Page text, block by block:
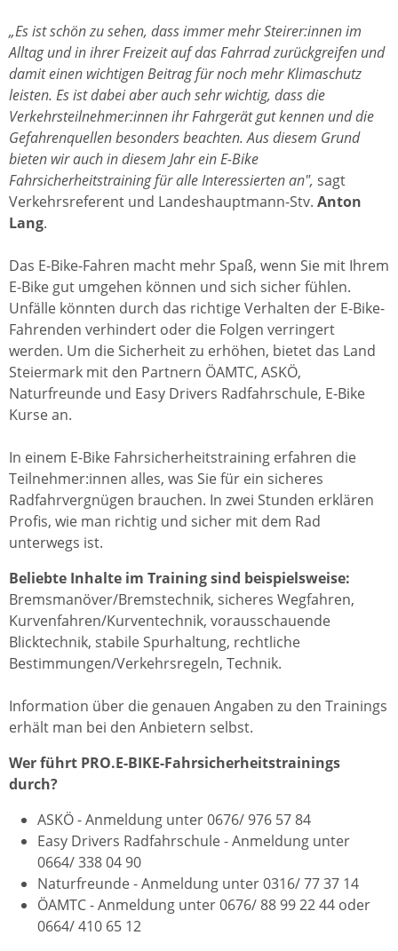
„Es ist schön zu sehen, dass immer mehr Steirer:innen im
Alltag und in ihrer Freizeit auf das Fahrrad zurückgreifen und
damit einen wichtigen Beitrag für noch mehr Klimaschutz
leisten. Es ist dabei aber auch sehr wichtig, dass die
Verkehrsteilnehmer:innen ihr Fahrgerät gut kennen und die
Gefahrenquellen besonders beachten. Aus diesem Grund
bieten wir auch in diesem Jahr ein E-Bike
Fahrsicherheitstraining für alle Interessierten an", sagt
Verkehrsreferent und Landeshauptmann-Stv. Anton
Lang.
Das E-Bike-Fahren macht mehr Spaß, wenn Sie mit Ihrem
E-Bike gut umgehen können und sich sicher fühlen.
Unfälle könnten durch das richtige Verhalten der E-Bike-
Fahrenden verhindert oder die Folgen verringert
werden. Um die Sicherheit zu erhöhen, bietet das Land
Steiermark mit den Partnern ÖAMTC, ASKÖ,
Naturfreunde und Easy Drivers Radfahrschule, E-Bike
Kurse an.
In einem E-Bike Fahrsicherheitstraining erfahren die
Teilnehmer:innen alles, was Sie für ein sicheres
Radfahrvergnügen brauchen. In zwei Stunden erklären
Profis, wie man richtig und sicher mit dem Rad
unterwegs ist.
Beliebte Inhalte im Training sind beispielsweise:
Bremsmanöver/Bremstechnik, sicheres Wegfahren,
Kurvenfahren/Kurventechnik, vorausschauende
Blicktechnik, stabile Spurhaltung, rechtliche
Bestimmungen/Verkehrsregeln, Technik.
Information über die genauen Angaben zu den Trainings
erhält man bei den Anbietern selbst.
Wer führt PRO.E-BIKE-Fahrsicherheitstrainings
durch?
ASKÖ - Anmeldung unter 0676/ 976 57 84
Easy Drivers Radfahrschule - Anmeldung unter
0664/ 338 04 90
Naturfreunde - Anmeldung unter 0316/ 77 37 14
ÖAMTC - Anmeldung unter 0676/ 88 99 22 44 oder
0664/ 410 65 12